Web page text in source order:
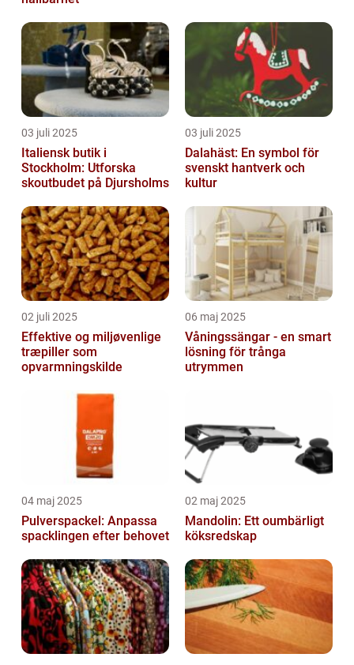
03 juli 2025
Italiensk butik i
Stockholm: Utforska
skoutbudet på Djursholms
03 juli 2025
Dalahäst: En symbol för
svenskt hantverk och
kultur
02 juli 2025
Effektive og miljøvenlige
træpiller som
opvarmningskilde
06 maj 2025
Våningssängar - en smart
lösning för trånga
utrymmen
04 maj 2025
Pulverspackel: Anpassa
spacklingen efter behovet
02 maj 2025
Mandolin: Ett oumbärligt
köksredskap